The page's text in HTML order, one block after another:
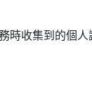
時收集到的個